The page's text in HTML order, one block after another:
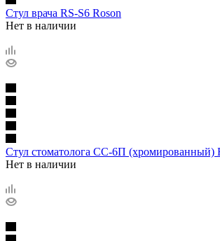
Стул врача RS-S6 Roson
Нет в наличии
Стул стоматолога СС-6П (хромированный)
Нет в наличии